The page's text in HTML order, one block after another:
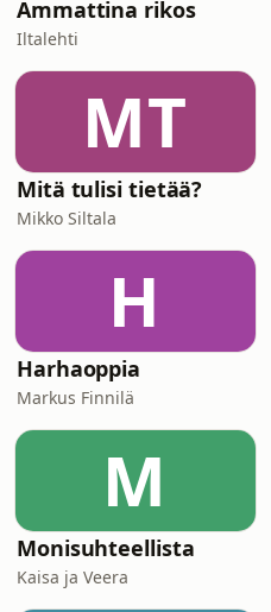
Ammattina rikos
Iltalehti
MT
Mitä tulisi tietää?
Mikko Siltala
H
Harhaoppia
Markus Finnilä
M
Monisuhteellista
Kaisa ja Veera